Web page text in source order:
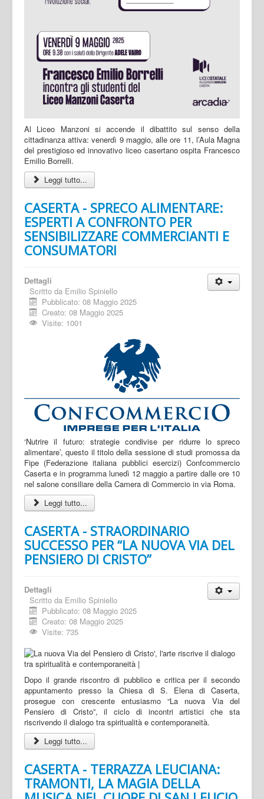
Al Liceo Manzoni si accende il dibattito sul senso della
cittadinanza attiva: venerdì 9 maggio, alle ore 11, l’Aula Magna
del prestigioso ed innovativo liceo casertano ospita Francesco
Emilio Borrelli.
Leggi tutto...
CASERTA - SPRECO ALIMENTARE:
ESPERTI A CONFRONTO PER
SENSIBILIZZARE COMMERCIANTI E
CONSUMATORI
Dettagli
Scritto da Emilio Spiniello
Pubblicato: 08 Maggio 2025
Creato: 08 Maggio 2025
Visite: 1001
‘Nutrire il futuro: strategie condivise per ridurre lo spreco
alimentare’, questo il titolo della sessione di studi promossa da
Fipe (Federazione italiana pubblici esercizi) Confcommercio
Caserta e in programma lunedì 12 maggio a partire dalle ore 10
nel salone consiliare della Camera di Commercio in via Roma.
Leggi tutto...
CASERTA - STRAORDINARIO
SUCCESSO PER “LA NUOVA VIA DEL
PENSIERO DI CRISTO”
Dettagli
Scritto da Emilio Spiniello
Pubblicato: 08 Maggio 2025
Creato: 08 Maggio 2025
Visite: 735
Dopo il grande riscontro di pubblico e critica per il secondo
appuntamento presso la Chiesa di S. Elena di Caserta,
prosegue con crescente entusiasmo “La nuova Via del
Pensiero di Cristo”, il ciclo di incontri artistici che sta
riscrivendo il dialogo tra spiritualità e contemporaneità.
Leggi tutto...
CASERTA - TERRAZZA LEUCIANA:
TRAMONTI, LA MAGIA DELLA